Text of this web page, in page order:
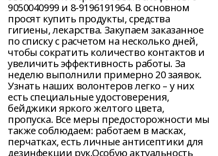
9050040999 и 8-9196191964. В основном
просят купить продукты, средства
гигиены, лекарства. Закупаем заказанное
по списку с расчетом на несколько дней,
чтобы сократить количество контактов и
увеличить эффективность работы. За
неделю выполнили примерно 20 заявок.
Узнать наших волонтеров легко – у них
есть специальные удостоверения,
бейджики яркого желтого цвета,
пропуска. Все меры предосторожности мы
также соблюдаем: работаем в масках,
перчатках, есть личные антисептики для
дезинфекции рук.Особую актуальность